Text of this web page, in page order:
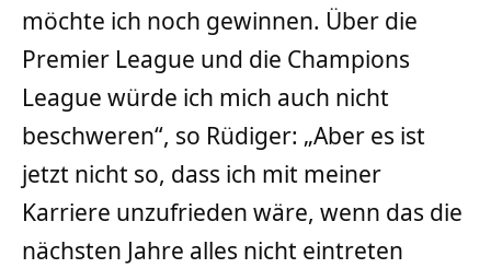
möchte ich noch gewinnen. Über die
Premier League und die Champions
League würde ich mich auch nicht
beschweren“, so Rüdiger: „Aber es ist
jetzt nicht so, dass ich mit meiner
Karriere unzufrieden wäre, wenn das die
nächsten Jahre alles nicht eintreten